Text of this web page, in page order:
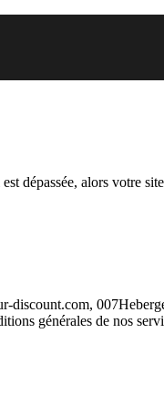
dépassée, alors votre
discount.com,
générales de nos